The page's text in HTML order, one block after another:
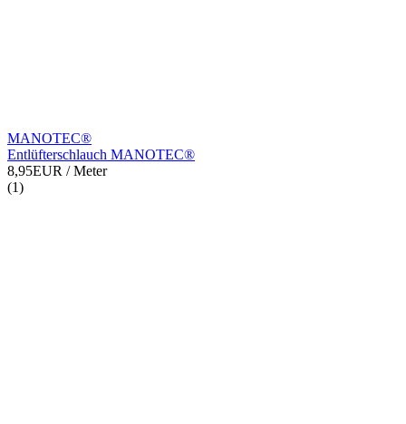
MANOTEC®
Entlüfterschlauch MANOTEC®
8,95EUR / Meter
(1)